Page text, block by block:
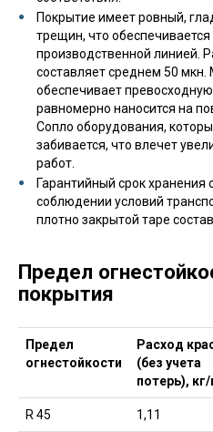
Покрытие имеет ровный,
трещин, что
производственной линией.
составляет среднем 50 мкн.
обеспечивает
равномерно наносится на
Сопло оборудования,
забивается, что влечет
работ.
Гарантийный срок хранения
соблюдении условий
плотно закрытой таре
Предел
покрытия
Предел
огнестойкости
Расход
(без учета
потерь),
R 45 1,11